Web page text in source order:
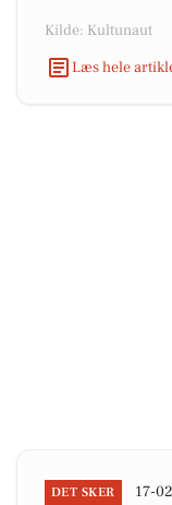
Kilde: Kultunaut
Læs hele
DET SKER 17-